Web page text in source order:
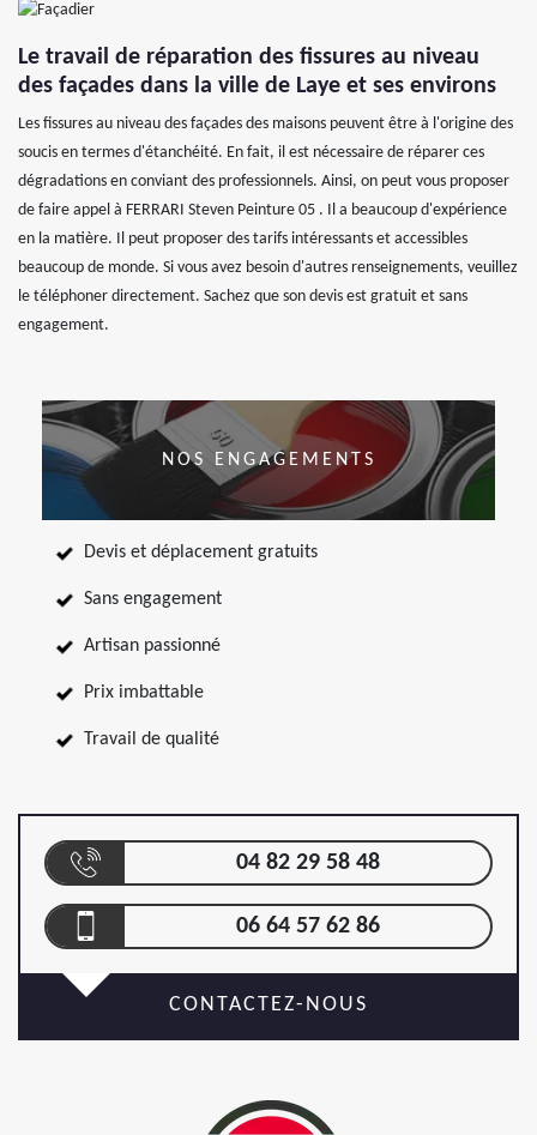
Le travail de réparation des fissures au niveau
des façades dans la ville de Laye et ses environs
Les fissures au niveau des façades des maisons peuvent être à l'origine des
soucis en termes d'étanchéité. En fait, il est nécessaire de réparer ces
dégradations en conviant des professionnels. Ainsi, on peut vous proposer
de faire appel à FERRARI Steven Peinture 05 . Il a beaucoup d'expérience
en la matière. Il peut proposer des tarifs intéressants et accessibles
beaucoup de monde. Si vous avez besoin d'autres renseignements, veuillez
le téléphoner directement. Sachez que son devis est gratuit et sans
engagement.
NOS ENGAGEMENTS
Devis et déplacement gratuits
Sans engagement
Artisan passionné
Prix imbattable
Travail de qualité
04 82 29 58 48
06 64 57 62 86
CONTACTEZ-NOUS